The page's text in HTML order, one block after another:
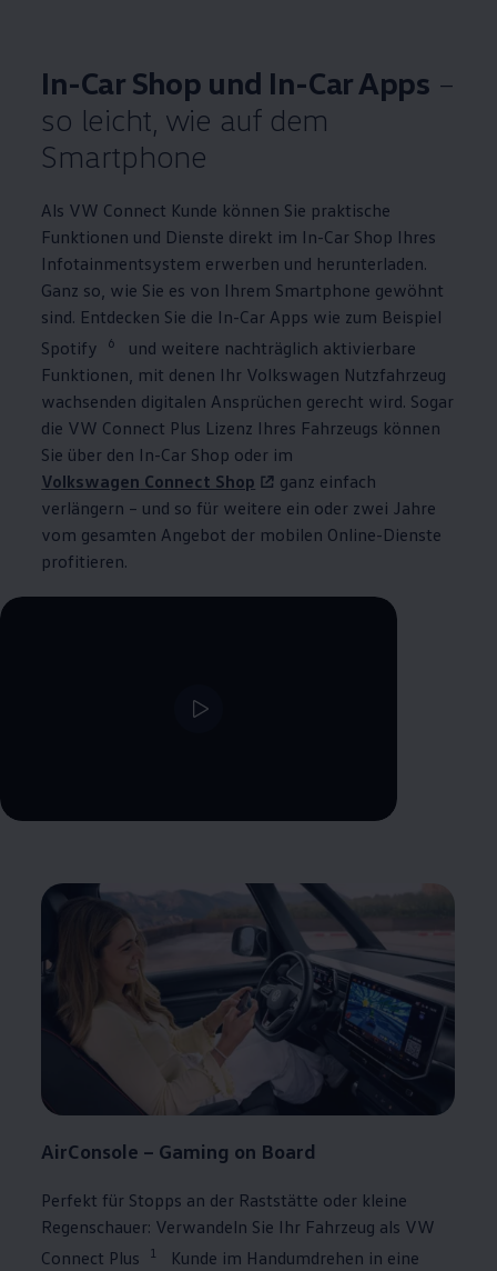
In-Car Shop und In-Car Apps –
so leicht, wie auf dem
Smartphone
Als VW Connect Kunde können Sie praktische
Funktionen und Dienste direkt im In-Car Shop Ihres
Infotainmentsystem erwerben und herunterladen.
Ganz so, wie Sie es von Ihrem Smartphone gewöhnt
sind. Entdecken Sie die In-Car Apps wie zum Beispiel
Spotify
6
und weitere nachträglich aktivierbare
Funktionen, mit denen Ihr Volkswagen Nutzfahrzeug
wachsenden digitalen Ansprüchen gerecht wird. Sogar
die VW Connect Plus Lizenz Ihres Fahrzeugs können
Sie über den In-Car Shop oder im
Volkswagen Connect Shop
ganz einfach
verlängern – und so für weitere ein oder zwei Jahre
vom gesamten Angebot der mobilen Online-Dienste
profitieren.
AirConsole – Gaming on Board
Perfekt für Stopps an der Raststätte oder kleine
Regenschauer: Verwandeln Sie Ihr Fahrzeug als VW
Connect Plus
1
Kunde im Handumdrehen in eine